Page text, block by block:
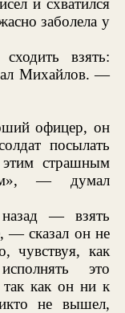
и схватился
заболела у
взять:
Михайлов. —
офицер, он
посылать
страшным
— думал
— взять
— сказал он не
чувствуя, как
это
так как он ни к
не вышел,